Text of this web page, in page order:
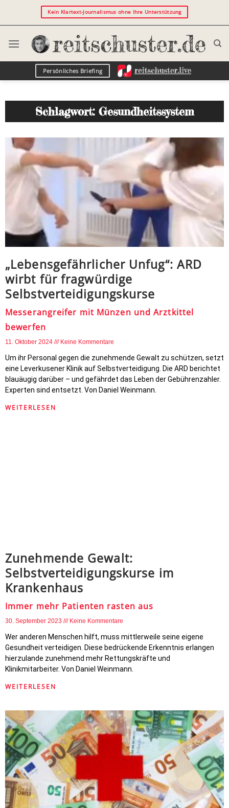
Kein Klartext-Journalismus ohne Ihre Unterstützung
Persönliches Briefing
Schlagwort: Gesundheitssystem
„Lebensgefährlicher Unfug“: ARD
wirbt für fragwürdige
Selbstverteidigungskurse
Messerangreifer mit Münzen und Arztkittel
bewerfen
11. Oktober 2024 Keine Kommentare
Um ihr Personal gegen die zunehmende Gewalt zu schützen, setzt
eine Leverkusener Klinik auf Selbstverteidigung. Die ARD berichtet
blauäugig darüber – und gefährdet das Leben der Gebührenzahler.
Experten sind entsetzt. Von Daniel Weinmann.
WEITERLESEN
Zunehmende Gewalt:
Selbstverteidigungskurse im
Krankenhaus
Immer mehr Patienten rasten aus
30. September 2023 Keine Kommentare
Wer anderen Menschen hilft, muss mittlerweile seine eigene
Gesundheit verteidigen. Diese bedrückende Erkenntnis erlangen
hierzulande zunehmend mehr Rettungskräfte und
Klinikmitarbeiter. Von Daniel Weinmann.
WEITERLESEN